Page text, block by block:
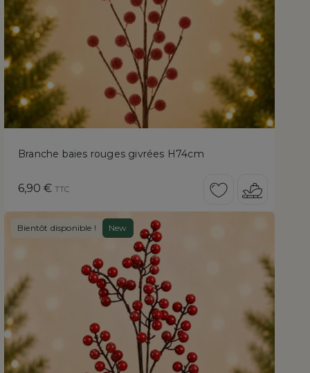
Branche baies rouges givrées H74cm
Prix
6,90 € TTC
Bientôt disponible ! New